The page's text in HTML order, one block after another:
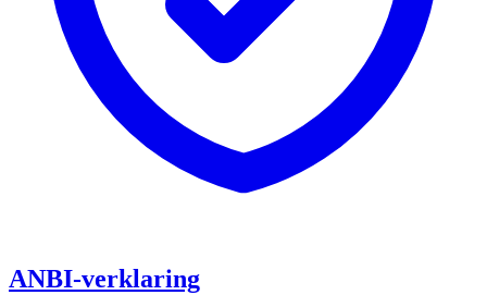
ANBI-verklaring